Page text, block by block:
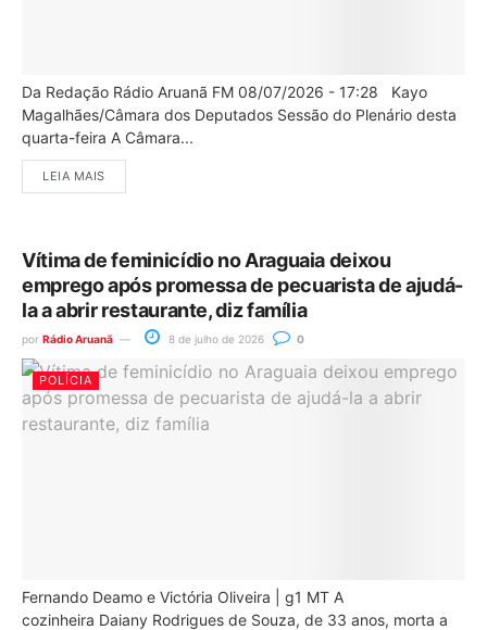
Da Redação Rádio Aruanã FM 08/07/2026 - 17:28 Kayo
Magalhães/Câmara dos Deputados Sessão do Plenário desta
quarta-feira A Câmara...
LEIA MAIS
Vítima de feminicídio no Araguaia deixou
emprego após promessa de pecuarista de ajudá-
la a abrir restaurante, diz família
por Rádio Aruanã 8 de julho de 2026 0
POLÍCIA
Fernando Deamo e Victória Oliveira | g1 MT A
cozinheira Daiany Rodrigues de Souza, de 33 anos, morta a